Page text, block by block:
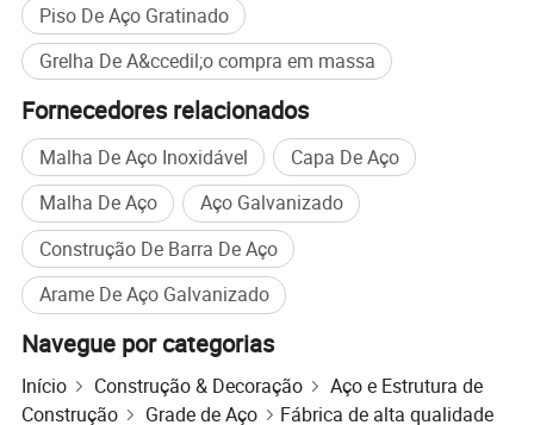
Processo de fabricação
Piso De Aço Gratinado
Grelha De A&ccedil;o compra em massa
Fornecedores relacionados
Malha De Aço Inoxidável
Capa De Aço
Malha De Aço
Aço Galvanizado
Construção De Barra De Aço
Arame De Aço Galvanizado
Navegue por categorias
Início Construção & Decoração
Aço e Estrutura de
Construção
Grade de Aço Fábrica de alta qualidade